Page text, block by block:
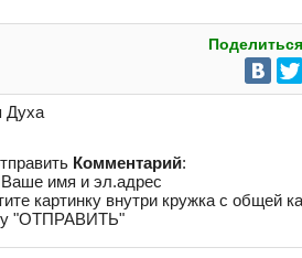
Духа
Комментарий:
Ваше имя и эл.адрес
картинку внутри кружка с общей
"ОТПРАВИТЬ"